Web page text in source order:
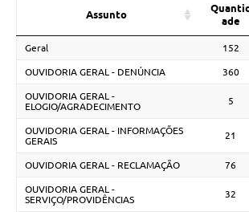
Assunto
ade
Geral 152
OUVIDORIA GERAL - DENÚNCIA 360
OUVIDORIA GERAL -
ELOGIO/AGRADECIMENTO
5
OUVIDORIA GERAL - INFORMAÇÕES
GERAIS
21
OUVIDORIA GERAL - RECLAMAÇÃO 76
OUVIDORIA GERAL -
SERVIÇO/PROVIDÊNCIAS
32